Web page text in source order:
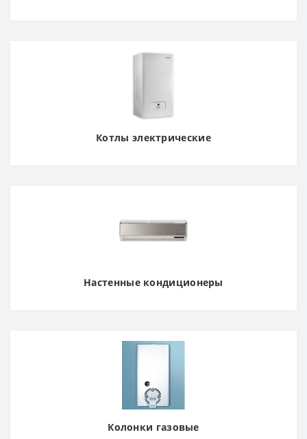
Котлы электрические
Настенные кондиционеры
Колонки газовые